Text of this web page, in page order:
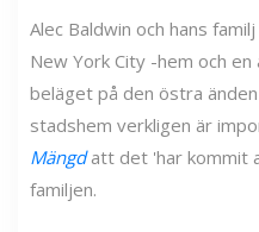
Alec Baldwin och hans
New York City -hem och
beläget på den östra
stadshem verkligen är
Mängd att det 'har kommit
familjen.